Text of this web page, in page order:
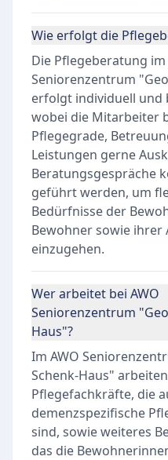
Wie erfolgt die
Die Pflegeberatung im
Seniorenzentrum
erfolgt individuell
wobei die Mitarbeiter
Pflegegrade,
Leistungen gerne
Beratungsgespräche
geführt werden, um
Bedürfnisse der
Bewohner sowie ihrer
einzugehen.
Wer arbeitet bei AWO
Seniorenzentrum
Haus"?
Im AWO
Schenk-Haus"
Pflegefachkräfte, die
demenzspezifische
sind, sowie weiteres
das die